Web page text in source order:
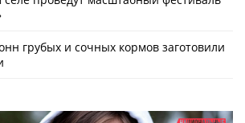
грубых и сочных кормов заготовили